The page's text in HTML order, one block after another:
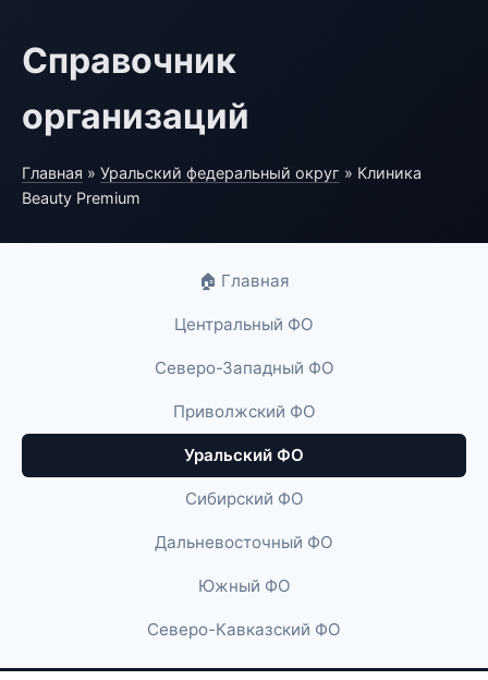
Справочник
организаций
Главная » Уральский федеральный округ » Клиника
Beauty Premium
🏠 Главная
Центральный ФО
Северо-Западный ФО
Приволжский ФО
Уральский ФО
Сибирский ФО
Дальневосточный ФО
Южный ФО
Северо-Кавказский ФО